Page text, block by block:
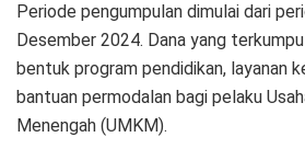
Periode pengumpulan dimulai dari
Desember 2024. Dana yang
bentuk program pendidikan, layanan
bantuan permodalan bagi pelaku
Menengah (UMKM).